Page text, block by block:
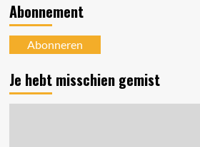
Abonnement
Abonneren
Je hebt misschien gemist